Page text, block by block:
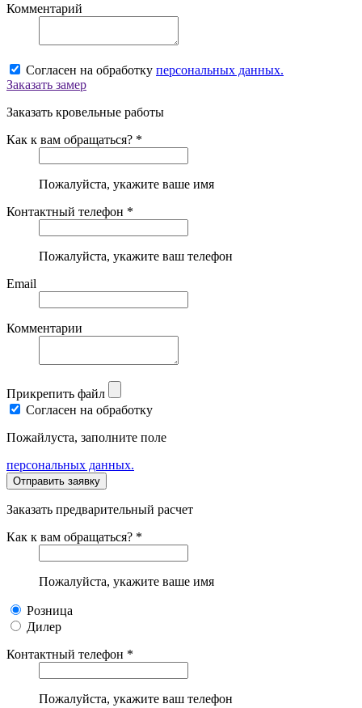
Комментарий
Согласен на обработку персональных данных.
Заказать замер
Заказать кровельные работы
Как к вам обращаться? *
Пожалуйста, укажите ваше имя
Контактный телефон *
Пожалуйста, укажите ваш телефон
Email
Комментарии
Прикрепить файл
Согласен на обработку
Пожайлуста, заполните поле
персональных данных.
Заказать предварительный расчет
Как к вам обращаться? *
Пожалуйста, укажите ваше имя
Розница
Дилер
Контактный телефон *
Пожалуйста, укажите ваш телефон